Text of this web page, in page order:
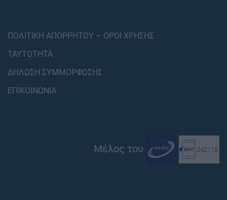
ΠΟΛΙΤΙΚΗ ΑΠΟΡΡΗΤΟΥ – ΟΡΟΙ ΧΡΗΣΗΣ
ΤΑΥΤΟΤΗΤΑ
ΔΗΛΩΣΗ ΣΥΜΜΟΡΦΩΣΗΣ
ΕΠΙΚΟΙΝΩΝΙΑ
Μέλος του